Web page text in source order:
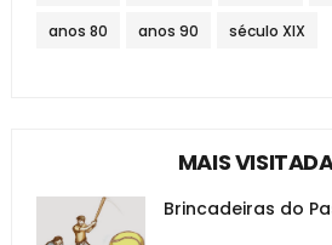
anos 80 anos 90 século XIX
MAIS
Brincadeiras do